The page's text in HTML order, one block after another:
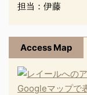
担当：伊藤
Access Map
Googleマップで